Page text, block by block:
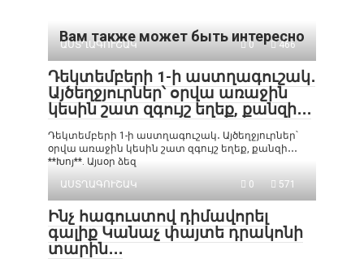
Вам также может быть интересно
ԱՍՏՂԱԳՈՒՇԱԿ 0 466
Դեկտեմբերի 1-ի աստղագուշակ․
Այծեղջյուրներ՝ օրվա առաջին
կեսին շատ զգույշ եղեք, քանզի․․․
Դեկտեմբերի 1-ի աստղագուշակ․ Այծեղջյուրներ՝
օրվա առաջին կեսին շատ զգույշ եղեք, քանզի․․․
**Խոյ**. Այսօր ձեզ
ԱՍՏՂԱԳՈՒՇԱԿ
0 571
Ինչ հագուստով դիմավորել
գալիք Կանաչ փայտե դրակոնի
տարին․․․